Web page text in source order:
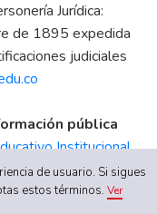
Jurídica:
de 1895 expedida
judiciales
pública
Institucional
|Régimen
de Ética|Canal
de usuario. Si sigues
estos términos.Ver